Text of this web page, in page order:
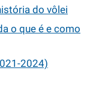
do vôlei
o que é e como
2024)